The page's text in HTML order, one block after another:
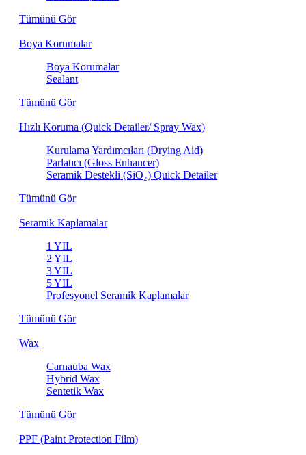
Tümünü Gör
Boya Korumalar
Boya Korumalar
Sealant
Tümünü Gör
Hızlı Koruma (Quick Detailer/ Spray Wax)
Kurulama Yardımcıları (Drying Aid)
Parlatıcı (Gloss Enhancer)
Seramik Destekli (SiO₂) Quick Detailer
Tümünü Gör
Seramik Kaplamalar
1 YIL
2 YIL
3 YIL
5 YIL
Profesyonel Seramik Kaplamalar
Tümünü Gör
Wax
Carnauba Wax
Hybrid Wax
Sentetik Wax
Tümünü Gör
PPF (Paint Protection Film)